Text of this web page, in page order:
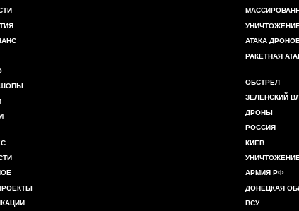
АТАКА
РАКЕТНАЯ
ОБСТРЕЛ
ЗЕЛЕНСКИЙ
ДРОНЫ
РОССИЯ
КИЕВ
УНИЧТОЖЕНИЕ
АРМИЯ РФ
ДОНЕЦКАЯ
ВСУ